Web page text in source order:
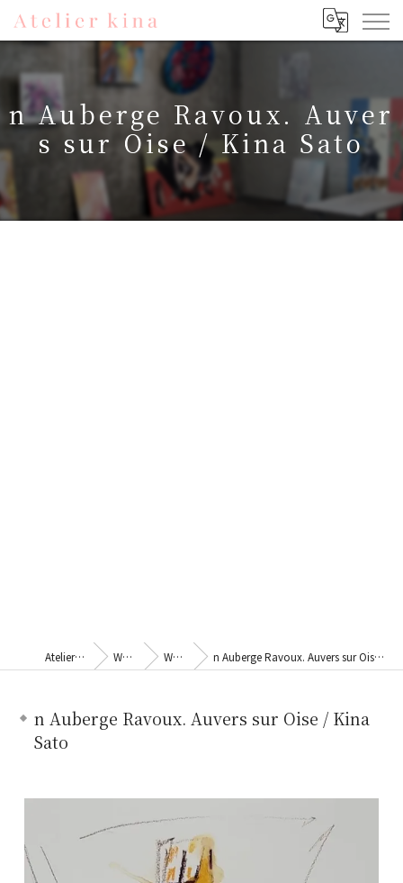
n Auberge Ravoux. Auver
s sur Oise / Kina Sato
Atelier Kina Works Works n Auberge Ravoux. Auvers sur Oise / Kina Sato
n Auberge Ravoux. Auvers sur Oise / Kina
Sato